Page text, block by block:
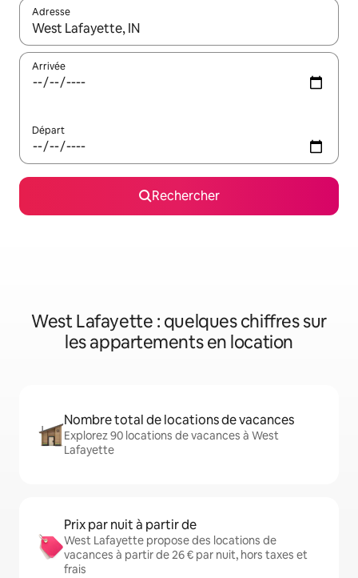
Adresse
Lorsque les résultats s'affichent, utilisez les flèches vers le
Arrivée
Départ
Rechercher
West Lafayette : quelques chiffres sur
les appartements en location
Nombre total de locations de vacances
Explorez 90 locations de vacances à West
Lafayette
Prix par nuit à partir de
West Lafayette propose des locations de
vacances à partir de 26 € par nuit, hors taxes et
frais